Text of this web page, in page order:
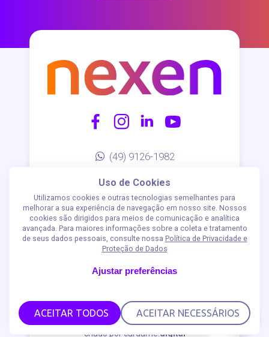
(49) 9126-1982
AV Fernando Machado, 509 - D - 4º
andar
Centro - Chapecó/SC
CEP: 89802-110
POLÍTICA DE PRIVACIDADE
criado porcardume.digital
Olá, seja bem-vindo a Nexen 😃. Em que
Uso de Cookies
Utilizamos cookies e outras tecnologias semelhantes para
melhorar a sua experiência de navegação em nosso site. Nossos
cookies são dirigidos para meios de comunicação e analítica
avançada. Para maiores informações sobre a coleta e tratamento
de seus dados pessoais, consulte nossa Política de Privacidade e
Proteção de Dados
Ajustar preferências
ACEITAR TODOS ACEITAR NECESSÁRIOS